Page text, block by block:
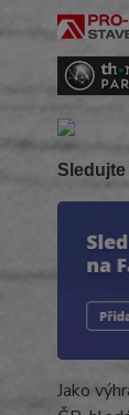
Jako